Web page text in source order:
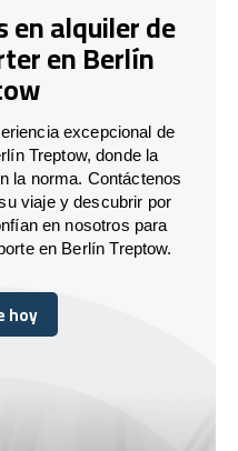
en alquiler de
en Berlín
excepcional de
Treptow, donde la
la norma. Contáctenos
viaje y descubrir por
en nosotros para
en Berlín Treptow.
hoy
hoy